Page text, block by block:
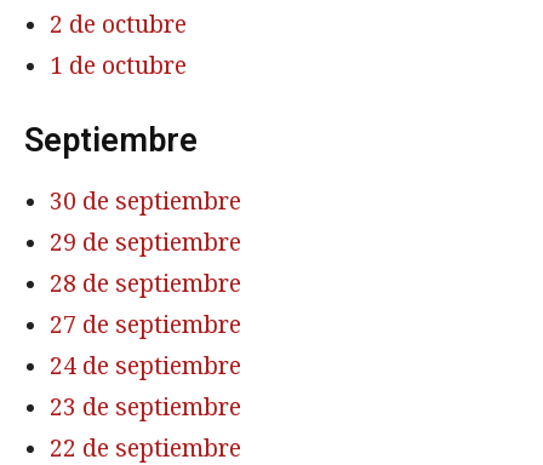
2 de octubre
1 de octubre
Septiembre
30 de septiembre
29 de septiembre
28 de septiembre
27 de septiembre
24 de septiembre
23 de septiembre
22 de septiembre